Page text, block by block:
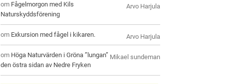
Arvo Harjula
om Fågelmorgon med Kils
Naturskyddsförening
Arvo Harjula
om Exkursion med fågel i kikaren.
Mikael sundeman
om Höga Naturvärden i Gröna ”lungan”
den östra sidan av Nedre Fryken